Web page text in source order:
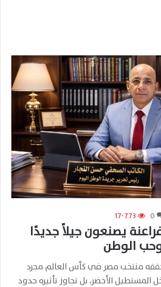
0 17٬773
يصنعون جيلاً جديدًا
الوطن
منتخب مصر في كأس العالم مجرد
المستطيل الأخضر، بل تجاوز تأثيره حدود